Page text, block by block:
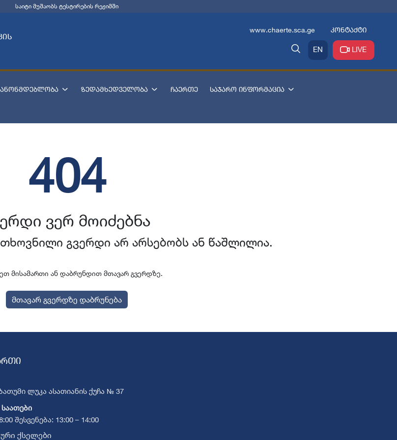
საიტი მუშაობს ტესტირების რეჟიმში
www.chaerte.sca.ge კონტაქტი
EN LIVE
ზედამხედველობა ჩაერთე საჯარო ინფორმაცია
404
ვერ მოიძებნა
გვერდი არ არსებობს ან წაშლილია.
მისამართი ან დაბრუნდით მთავარ გვერდზე.
მთავარ გვერდზე დაბრუნება
ლუკა ასათიანის ქუჩა № 37
შესვენება: 13:00 – 14:00
ქსელები